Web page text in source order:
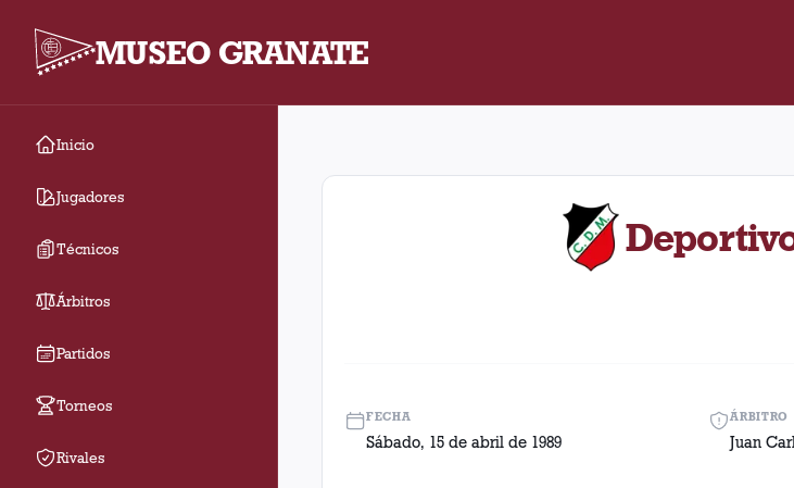
MUSEO GRANATE
Inicio
Jugadores
Técnicos
Árbitros
Partidos
Torneos
Rivales
Fecha 36. Partido entre Lanús y Deportivo Maipú disputado
FECHA
Sábado, 15 de abril de 1989
ÁRBITRO
Juan